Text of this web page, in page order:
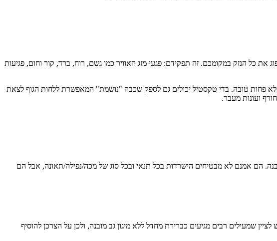
כל הנזק במקומכם. זה תפקידם: פגעי מזג האוויר כמו גשם, רוח, ברד, קור וחום, פגיעות
פחות טובה. בדי טקסטיל יכולים גם לספק שכבה "נושמת" המאפשרת ללחות הגוף לצאת
ועונות מעבר.
הם אמנם לא מבטיחים הישרדות בכל תנאי ובכל סוג של מכה/נפילה/תאונה, אבל הם
שמעילים רבים מגיעים כברירת מחדל ללא מיגון גב מובנה, ולכן על הצרכן להוסיף